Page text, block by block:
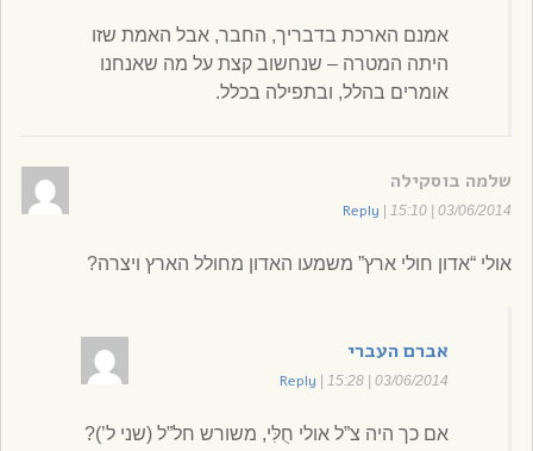
אמנם הארכת בדבריך, החבר, אבל האמת שזו
היתה המטרה – שנחשוב קצת על מה שאנחנו
אומרים בהלל, ובתפילה בכלל.
שלמה בוסקילה
03/06/2014 | 15:10
Reply
אולי “אדון חולי ארץ” משמעו האדון מחולל הארץ ויצרה?
אברם העברי
03/06/2014 | 15:28
Reply
אם כך היה צ”ל אולי חֻלִּי, משורש חל”ל (שני ל’)?